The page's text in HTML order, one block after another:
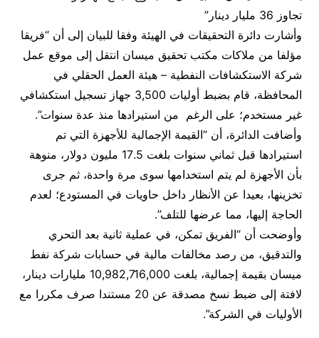
تجاوز 36 مليار دينار”
وأشارت دائرة التحقيقات في الهيئة وفقا للبيان إلى أن “فريقا
مؤلفا من ملاكات مكتب تحقيق ميسان انتقل إلى موقع عمل
شركة الاستكشافات النفطية – هيئة العمل الحقلي في
المحافظة، قام بضبط أوليات 3,500 جهاز تسجيل استكشافي
غير مستخدم؛ على الرغم من استيرادها منذ عدة سنوات”.
وأضافت الدائرة، أن “القيمة الإجمالية للأجهزة التي تم
استيرادها قبل ثماني سنوات بلغت 17.5 مليون دولار، منوهة
بأن الأجهزة لم يتم استخدامها سوى مرة واحدة، ثم جرى
تخزينها، بعيدا عن الأنظار داخل حاويات في المستودع؛ لعدم
الحاجة إليها، مما عرضها للتلف”.
وأوضحت أن “الفريق تمكن، في عملية ثانية بعد التحري
والتدقيق، من رصد مخالفات مالية في حسابات شركة نفط
ميسان بقيمة إجمالية، بلغت 10,982,716,000 مليارات دينار،
لافتة إلى ضبط نسخ مصدقة عن 20 مستندا صرف مكررا مع
الأوليات في الشركة”.